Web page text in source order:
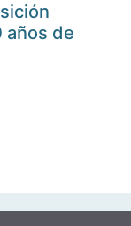
años de